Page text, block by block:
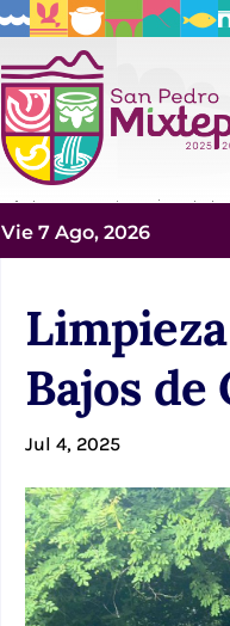
Vie 7 Ago, 2026
Bajos de
Jul 4, 2025